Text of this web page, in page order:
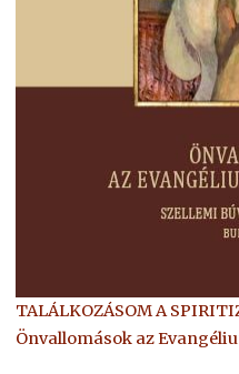
TALÁLKOZÁSOM A
Önvallomások az